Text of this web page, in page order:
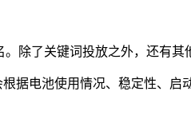
除了关键词投放之外，还有其
根据电池使用情况、稳定性、